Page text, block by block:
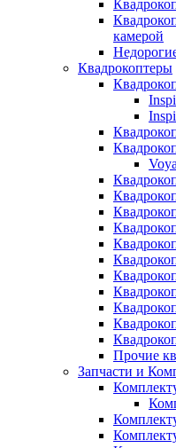
камерой
Квадрокоптеры
Прочие
Запчасти и